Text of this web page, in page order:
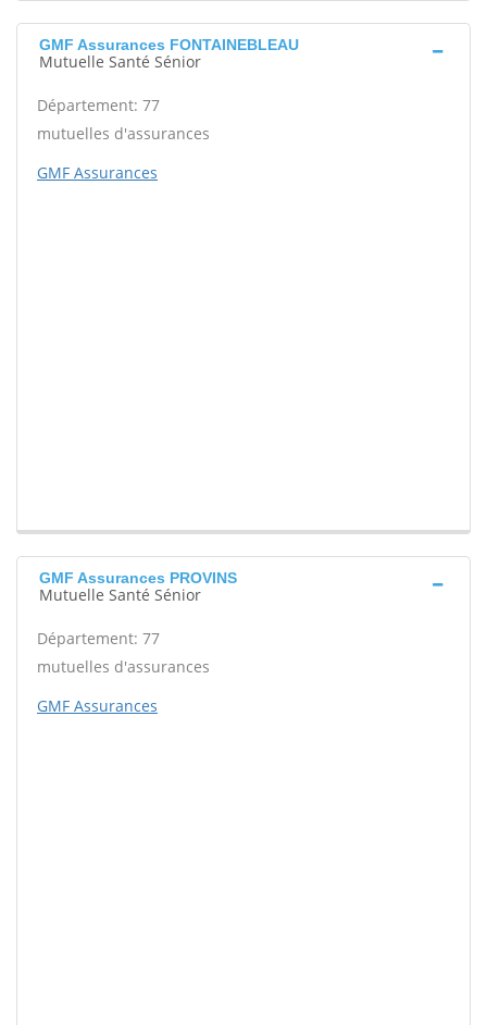
GMF Assurances FONTAINEBLEAU
Mutuelle Santé Sénior
Département: 77
mutuelles d'assurances
GMF Assurances
GMF Assurances PROVINS
Mutuelle Santé Sénior
Département: 77
mutuelles d'assurances
GMF Assurances